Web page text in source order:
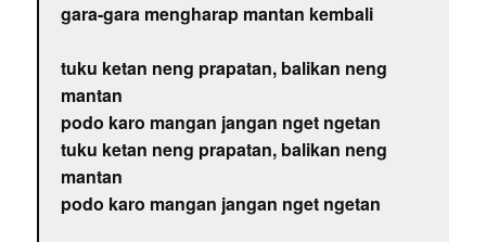
gara-gara mengharap mantan kembali
tuku ketan neng prapatan, balikan neng
mantan
podo karo mangan jangan nget ngetan
tuku ketan neng prapatan, balikan neng
mantan
podo karo mangan jangan nget ngetan